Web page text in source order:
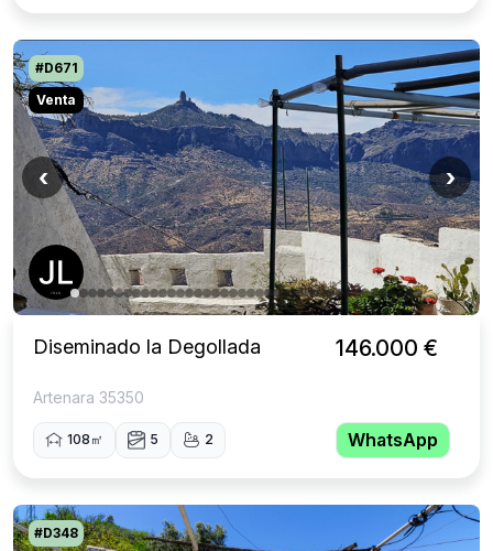
‹ ›
#D671
Venta
Diseminado la Degollada
Artenara 35350
108㎡ 5 2
146.000 €
WhatsApp
#D348